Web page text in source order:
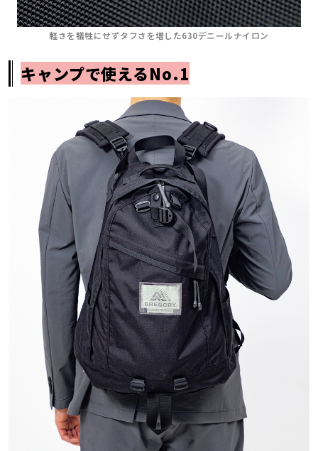
軽さを犠牲にせずタフさを増した630デニールナイロン
キャンプで使えるNo.1